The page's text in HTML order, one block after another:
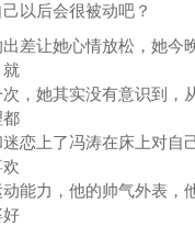
以后会很被动吧？
让她心情放松，她今
就
，她其实没有意识到，
都
恋上了冯涛在床上对自
能力，他的帅气外表，
好